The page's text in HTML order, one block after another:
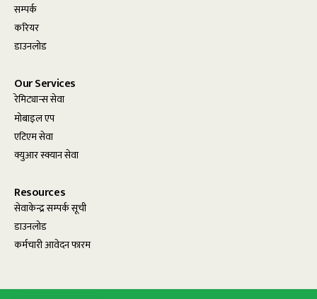
सम्पर्क
करियर
डाउनलोड
Our Services
रेमिट्यान्स सेवा
मोबाइल एप
एटिएम सेवा
क्युआर स्क्यान सेवा
Resources
सेवाकेन्द्र सम्पर्क सूची
डाउनलोड
कर्मचारी आवेदन फारम